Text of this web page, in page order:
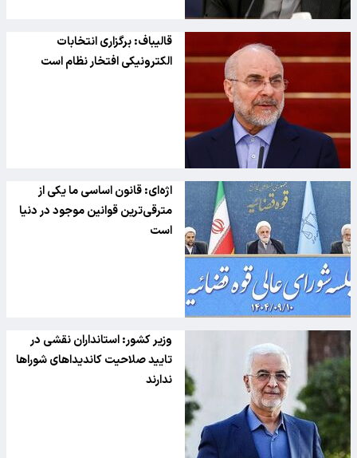
قالیباف: برگزاری انتخابات
الکترونیکی افتخار نظام است
اژه‌ای: قانون اساسی ما یکی از
مترقی‌ترین قوانین موجود در دنیا
است
وزیر کشور: استانداران نقشی در
تایید صلاحیت کاندیداهای شوراها
ندارند